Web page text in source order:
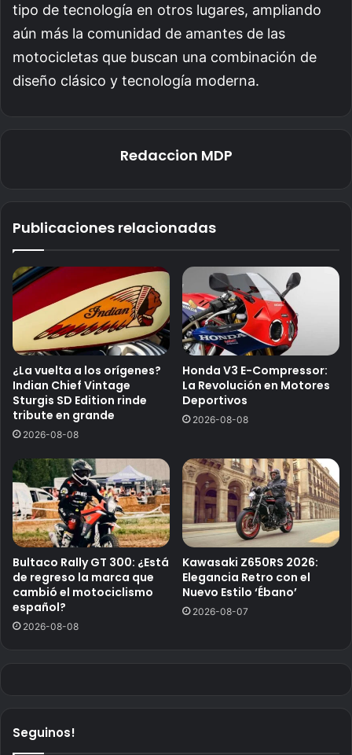
tipo de tecnología en otros lugares, ampliando
aún más la comunidad de amantes de las
motocicletas que buscan una combinación de
diseño clásico y tecnología moderna.
Redaccion MDP
Publicaciones relacionadas
¿La vuelta a los orígenes?
Indian Chief Vintage
Sturgis SD Edition rinde
tribute en grande
2026-08-08
Honda V3 E-Compressor:
La Revolución en Motores
Deportivos
2026-08-08
Bultaco Rally GT 300: ¿Está
de regreso la marca que
cambió el motociclismo
español?
2026-08-08
Kawasaki Z650RS 2026:
Elegancia Retro con el
Nuevo Estilo ‘Ébano’
2026-08-07
Seguinos!